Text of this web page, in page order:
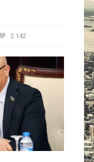
Güney Azərbaycan
Mədəniyyət
Müsahibə
İdman
Layihə
2 142